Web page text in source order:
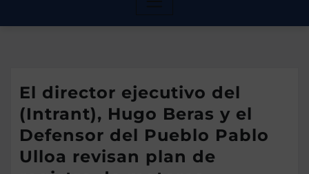
El director ejecutivo del
(Intrant), Hugo Beras y el
Defensor del Pueblo Pablo
Ulloa revisan plan de